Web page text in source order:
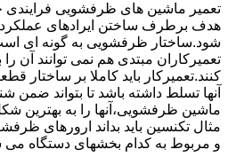
تعمیر ماشین های ظرفشویی فرایندی
هدف برطرف ساختن ایرادهای
شود.ساختار ظرفشویی به گونه ای
تعمیرکاران مبتدی هم نمی توانند آن
کنند.تعمیرکار باید کاملا بر ساختار
آنها تسلط داشته باشد تا بتواند
ماشین ظرفشویی،آنها را به بهترین
مثال تکنسین باید بداند ارورهای
و مربوط به کدام بخشهای دستگاه می